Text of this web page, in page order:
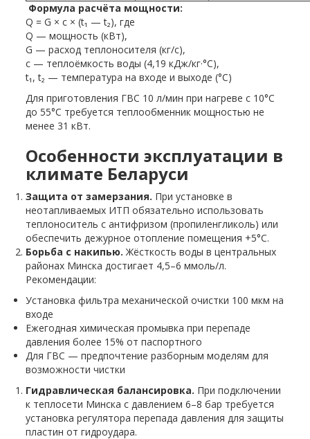
Формула расчёта мощности:
Q = G × c × (t₁ — t₂), где
Q — мощность (кВт),
G — расход теплоносителя (кг/с),
c — теплоёмкость воды (4,19 кДж/кг·°C),
t₁, t₂ — температура на входе и выходе (°C)
Для приготовления ГВС 10 л/мин при нагреве с 10°C
до 55°C требуется теплообменник мощностью не
менее 31 кВт.
Особенности эксплуатации в
климате Беларуси
Защита от замерзания. При установке в
неотапливаемых ИТП обязательно использовать
теплоноситель с антифризом (пропиленгликоль) или
обеспечить дежурное отопление помещения +5°C.
Борьба с накипью. Жёсткость воды в центральных
районах Минска достигает 4,5–6 ммоль/л.
Рекомендации:
Установка фильтра механической очистки 100 мкм на
входе
Ежегодная химическая промывка при перепаде
давления более 15% от паспортного
Для ГВС — предпочтение разборным моделям для
возможности чистки
Гидравлическая балансировка. При подключении
к теплосети Минска с давлением 6–8 бар требуется
установка регулятора перепада давления для защиты
пластин от гидроудара.